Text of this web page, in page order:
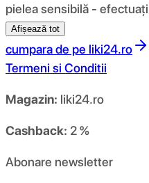
pielea sensibilă -
Afișează tot
cumpara de pe liki24.ro
Termeni si Conditii
Magazin: liki24.ro
Cashback: 2 %
Abonare newsletter